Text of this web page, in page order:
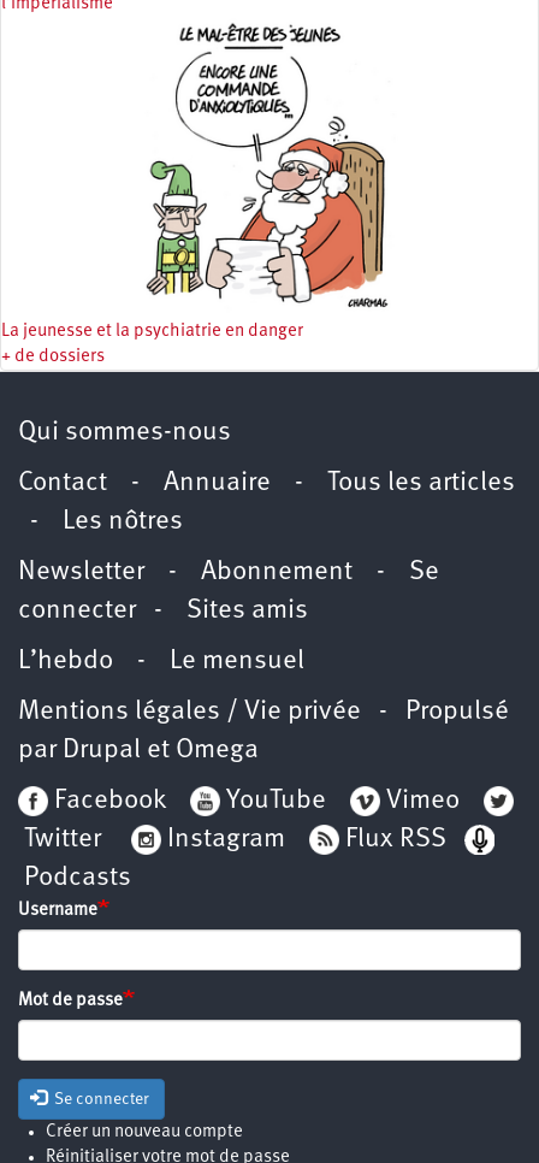
l’impérialisme
La jeunesse et la psychiatrie en danger
+ de dossiers
Qui sommes-nous
Contact - Annuaire -
Tous les articles
- Les nôtres
Newsletter- Abonnement - Se
connecter- Sites amis
L’hebdo - Le mensuel
Mentions légales / Vie privée - Propulsé
par Drupal et Omega
Facebook
YouTube
Vimeo
Twitter
Instagram
Flux RSS
Podcasts
Username
Mot de passe
Se connecter
Créer un nouveau compte
Réinitialiser votre mot de passe